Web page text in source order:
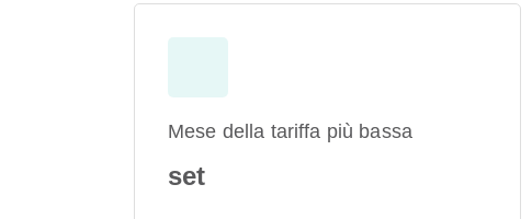
Mese della tariffa più bassa
set